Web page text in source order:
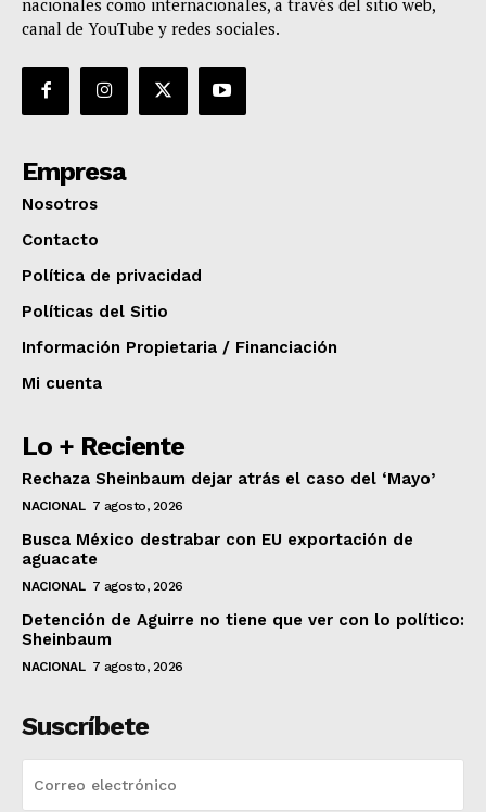
canal de YouTube y redes sociales.
Empresa
Nosotros
Contacto
Política de privacidad
Políticas del Sitio
Información Propietaria / Financiación
Mi cuenta
Lo + Reciente
Rechaza Sheinbaum dejar atrás el caso del ‘Mayo’
NACIONAL 7 agosto, 2026
Busca México destrabar con EU exportación de
aguacate
NACIONAL 7 agosto, 2026
Detención de Aguirre no tiene que ver con lo político:
Sheinbaum
NACIONAL 7 agosto, 2026
Suscríbete